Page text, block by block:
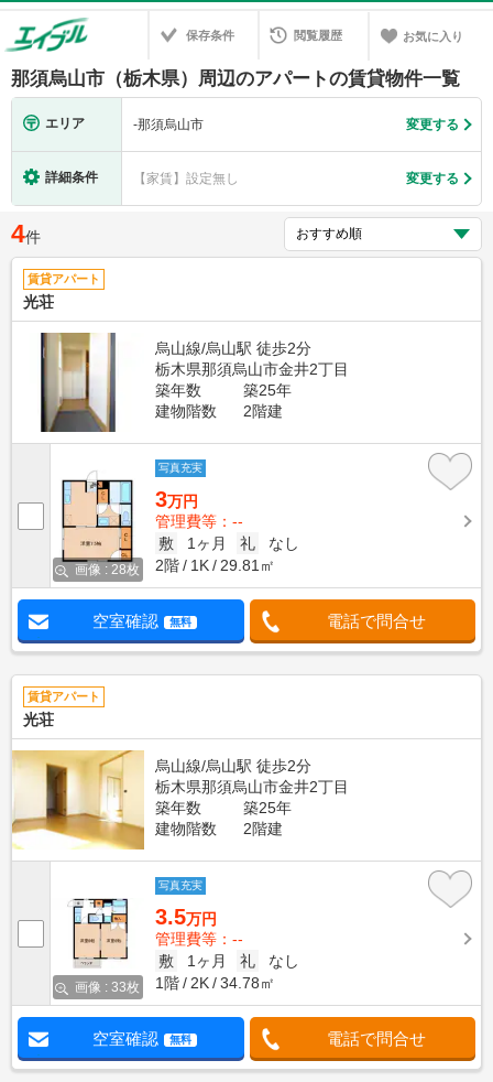
保存条件 閲覧履歴 お気に入り
那須烏山市（栃木県）周辺のアパートの賃貸物件一覧
エリア -那須烏山市 変更する
詳細条件 【家賃】設定無し 変更する
4件
賃貸アパート
光荘
烏山線/烏山駅 徒歩2分
栃木県那須烏山市金井2丁目
築年数
築25年
建物階数
2階建
画像 : 28枚
写真充実
3万円
管理費等：--
敷
1ヶ月 礼
なし
2階
1K 29.81㎡
空室確認 無料 電話で問合せ
賃貸アパート
光荘
烏山線/烏山駅 徒歩2分
栃木県那須烏山市金井2丁目
築年数
築25年
建物階数
2階建
画像 : 33枚
写真充実
3.5万円
管理費等：--
敷
1ヶ月 礼
なし
1階
2K 34.78㎡
空室確認 無料 電話で問合せ